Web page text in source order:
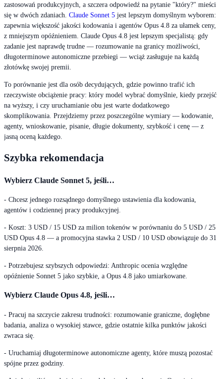
zastosowań produkcyjnych, a szczera odpowiedź na pytanie "który?" mieści
się w dwóch zdaniach. Claude Sonnet 5 jest lepszym domyślnym wyborem:
zapewnia większość jakości kodowania i agentów Opus 4.8 za ułamek ceny,
z mniejszym opóźnieniem. Claude Opus 4.8 jest lepszym specjalistą: gdy
zadanie jest naprawdę trudne — rozumowanie na granicy możliwości,
długoterminowe autonomiczne przebiegi — wciąż zasługuje na każdą
złotówkę swojej premii.
To porównanie jest dla osób decydujących, gdzie powinno trafić ich
rzeczywiste obciążenie pracy: który model wybrać domyślnie, kiedy przejść
na wyższy, i czy uruchamianie obu jest warte dodatkowego
skomplikowania. Przejdziemy przez poszczególne wymiary — kodowanie,
agenty, wnioskowanie, pisanie, długie dokumenty, szybkość i cenę — z
jasną oceną każdego.
Szybka rekomendacja
Wybierz Claude Sonnet 5, jeśli…
- Chcesz jednego rozsądnego domyślnego ustawienia dla kodowania,
agentów i codziennej pracy produkcyjnej.
- Koszt: 3 USD / 15 USD za milion tokenów w porównaniu do 5 USD / 25
USD Opus 4.8 — a promocyjna stawka 2 USD / 10 USD obowiązuje do 31
sierpnia 2026.
- Potrzebujesz szybszych odpowiedzi: Anthropic ocenia względne
opóźnienie Sonnet 5 jako szybkie, a Opus 4.8 jako umiarkowane.
Wybierz Claude Opus 4.8, jeśli…
- Pracuj na szczycie zakresu trudności: rozumowanie graniczne, dogłębne
badania, analiza o wysokiej stawce, gdzie ostatnie kilka punktów jakości
zwraca się.
- Uruchamiaj długoterminowe autonomiczne agenty, które muszą pozostać
spójne przez godziny.